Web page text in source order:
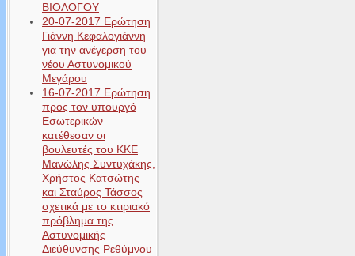
ΒΙΟΛΟΓΟΥ
20-07-2017 Ερώτηση
Γιάννη Κεφαλογιάννη
για την ανέγερση του
νέου Αστυνομικού
Μεγάρου
16-07-2017 Ερώτηση
προς τον υπουργό
Εσωτερικών
κατέθεσαν οι
βουλευτές του ΚΚΕ
Μανώλης Συντυχάκης,
Χρήστος Κατσώτης
και Σταύρος Τάσσος
σχετικά με το κτιριακό
πρόβλημα της
Αστυνομικής
Διεύθυνσης Ρεθύμνου